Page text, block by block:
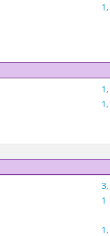
1,
1,
1,
3,
1
1,